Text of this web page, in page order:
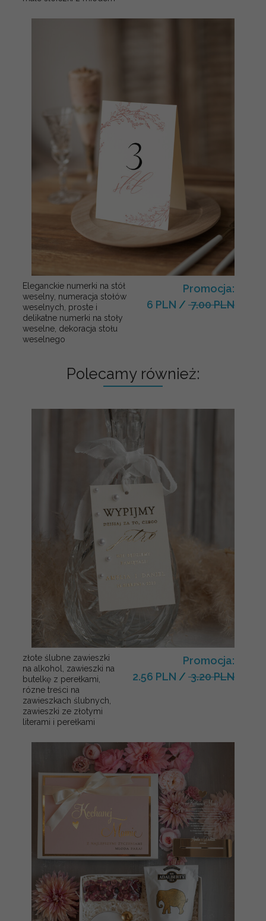
Eleganckie numerki na stół
weselny, numeracja stołów
weselnych, proste i
delikatne numerki na stoły
weselne, dekoracja stołu
weselnego
Promocja:
6 PLN / 7.00 PLN
Polecamy również:
złote ślubne zawieszki
na alkohol, zawieszki na
butelkę z perełkami,
rózne treści na
zawieszkach ślubnych,
zawieszki ze złotymi
literami i perełkami
Promocja:
2.56 PLN / 3.20 PLN